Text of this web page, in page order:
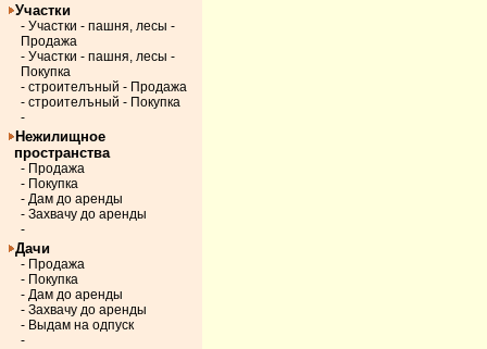
Участки
- Участки - пашня, лесы -
Продажа
- Участки - пашня, лесы -
Покупка
- строителъный - Продажа
- строителъный - Покупка
-
Нежилищное
пространства
- Продажа
- Покупка
- Дам до аренды
- Захвачу до аренды
-
Дачи
- Продажа
- Покупка
- Дам до аренды
- Захвачу до аренды
- Выдам на одпуск
-